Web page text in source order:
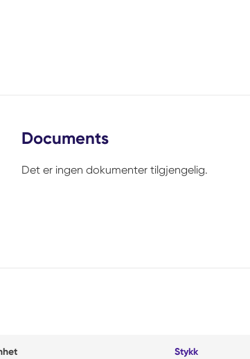
Documents
Det er ingen dokumenter tilgjengelig.
Stykk